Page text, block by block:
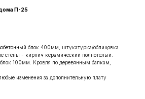
П-25
блок 400мм, штукатурка/облицовка
стены - кирпич керамический полнотелый.
100мм. Кровля по деревянным балкам,
изменения за дополнительную плату